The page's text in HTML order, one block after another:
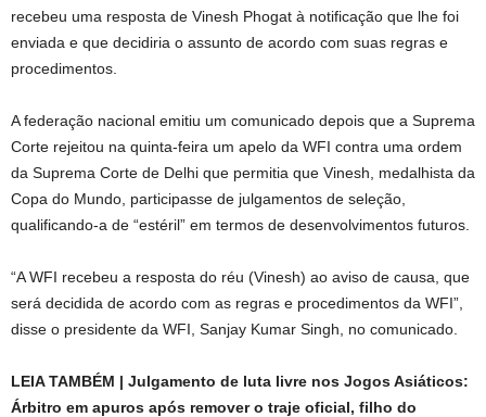
recebeu uma resposta de Vinesh Phogat à notificação que lhe foi
enviada e que decidiria o assunto de acordo com suas regras e
procedimentos.
A federação nacional emitiu um comunicado depois que a Suprema
Corte rejeitou na quinta-feira um apelo da WFI contra uma ordem
da Suprema Corte de Delhi que permitia que Vinesh, medalhista da
Copa do Mundo, participasse de julgamentos de seleção,
qualificando-a de “estéril” em termos de desenvolvimentos futuros.
“A WFI recebeu a resposta do réu (Vinesh) ao aviso de causa, que
será decidida de acordo com as regras e procedimentos da WFI”,
disse o presidente da WFI, Sanjay Kumar Singh, no comunicado.
LEIA TAMBÉM | Julgamento de luta livre nos Jogos Asiáticos:
Árbitro em apuros após remover o traje oficial, filho do